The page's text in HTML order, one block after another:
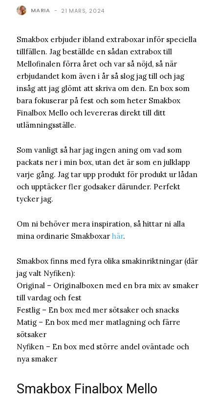
MARIA - 21 MARS, 2024
Smakbox erbjuder ibland extraboxar inför speciella
tillfällen. Jag beställde en sådan extrabox till
Mellofinalen förra året och var så nöjd, så när
erbjudandet kom även i år så slog jag till och jag
insåg att jag glömt att skriva om den. En box som
bara fokuserar på fest och som heter Smakbox
Finalbox Mello och levereras direkt till ditt
utlämningsställe.
Som vanligt så har jag ingen aning om vad som
packats ner i min box, utan det är som en julklapp
varje gång. Jag tar upp produkt för produkt ur lådan
och upptäcker fler godsaker därunder. Perfekt
tycker jag.
Om ni behöver mera inspiration, så hittar ni alla
mina ordinarie Smakboxar här.
Smakbox finns med fyra olika smakinriktningar (där
jag valt Nyfiken):
Original – Originalboxen med en bra mix av smaker
till vardag och fest
Festlig – En box med mer sötsaker och snacks
Matig – En box med mer matlagning och färre
sötsaker
Nyfiken – En box med större andel oväntade och
nya smaker
Smakbox Finalbox Mello